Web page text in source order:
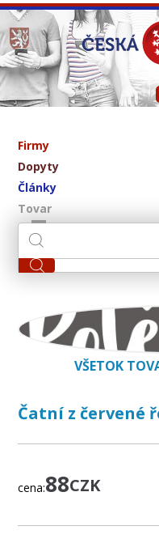
Firmy
Dopyty
Články
Tovar
VŠETOK
Čatní z červené
cena:88CZK